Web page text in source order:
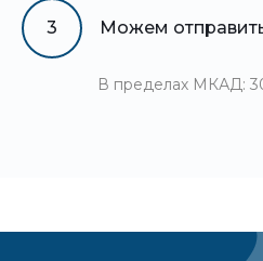
3 Можем
В пределах МКАД: